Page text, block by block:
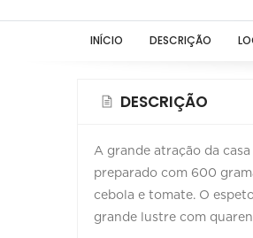
INÍCIO DESCRIÇÃO
DESCRIÇÃO
A grande atração da
preparado com 600
cebola e tomate. O
grande lustre com